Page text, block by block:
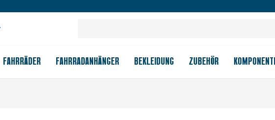
FAHRRÄDER BEKLEIDUNG ZUBEHÖR
FAHRRADANHÄNGER